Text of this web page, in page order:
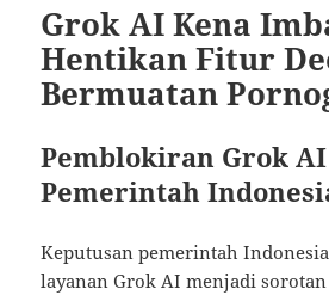
Grok AI Kena
Hentikan Fitur
Bermuatan
Pemblokiran Grok
Pemerintah
Keputusan pemerintah
layanan Grok AI menjadi